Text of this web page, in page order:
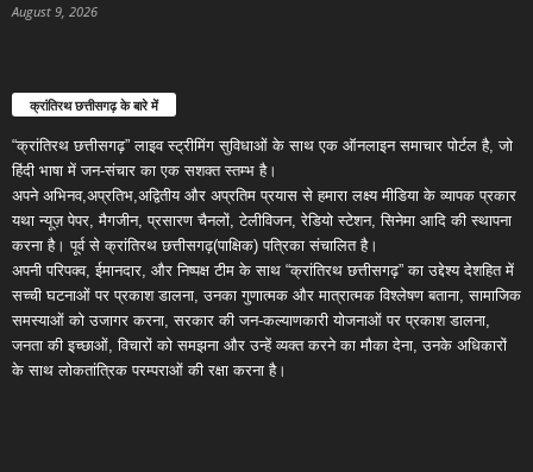
August 9, 2026
क्रांतिरथ छत्तीसगढ़ के बारे में
“क्रांतिरथ छत्तीसगढ़” लाइव स्ट्रीमिंग सुविधाओं के साथ एक ऑनलाइन समाचार पोर्टल है, जो
हिंदी भाषा में जन-संचार का एक सशक्त स्तम्भ है।
अपने अभिनव,अप्रतिभ,अद्वितीय और अप्रतिम प्रयास से हमारा लक्ष्य मीडिया के व्यापक प्रकार
यथा न्यूज़ पेपर, मैगजीन, प्रसारण चैनलों, टेलीविजन, रेडियो स्टेशन, सिनेमा आदि की स्थापना
करना है। पूर्व से क्रांतिरथ छत्तीसगढ़(पाक्षिक) पत्रिका संचालित है।
अपनी परिपक्व, ईमानदार, और निष्पक्ष टीम के साथ “क्रांतिरथ छत्तीसगढ़” का उद्देश्य देशहित में
सच्ची घटनाओं पर प्रकाश डालना, उनका गुणात्मक और मात्रात्मक विश्लेषण बताना, सामाजिक
समस्याओं को उजागर करना, सरकार की जन-कल्याणकारी योजनाओं पर प्रकाश डालना,
जनता की इच्छाओं, विचारों को समझना और उन्हें व्यक्त करने का मौका देना, उनके अधिकारों
के साथ लोकतांत्रिक परम्पराओं की रक्षा करना है।